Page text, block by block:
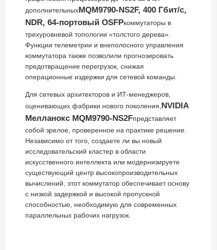
дополнительныхMQM9790-NS2F, 400 Гбит/с,
NDR, 64-портовый OSFPкоммутаторы в
трехуровневой топологии «толстого дерева».
Функции телеметрии и внеполосного управления
коммутатора также позволили прогнозировать
предотвращение перегрузок, снижая
операционные издержки для сетевой команды.
Для сетевых архитекторов и ИТ-менеджеров,
оценивающих фабрики нового поколения, NVIDIA
Мелланокс MQM9790-NS2Fпредставляет
собой зрелое, проверенное на практике решение.
Независимо от того, создаете ли вы новый
исследовательский кластер в области
искусственного интеллекта или модернизируете
существующий центр высокопроизводительных
вычислений, этот коммутатор обеспечивает основу
с низкой задержкой и высокой пропускной
способностью, необходимую для современных
параллельных рабочих нагрузок.